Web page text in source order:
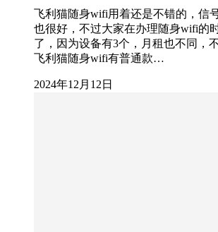
飞利猫随身wifi用着还是不错的，信
也很好，不过大家在办理随身wifi的
了，因为设备有3个，月租也不同，
飞利猫随身wifi有普通款…
2024年12月12日